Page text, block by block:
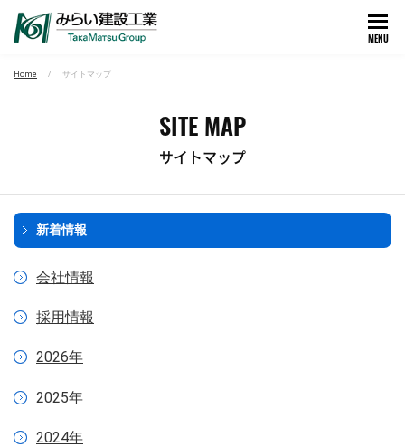
MENU
Home サイトマップ
SITE MAP
サイトマップ
新着情報
会社情報
採用情報
2026年
2025年
2024年